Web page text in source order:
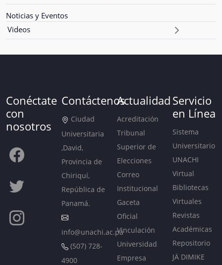
Noticias y Eventos
Videos
Conéctate
con
nosotros
Contáctenos
Ciudad
Universitaria
,David,
Provincia de
Chiriquí,
República de
Panamá.
info@unachi.ac.pa
(507) 728-
4900
Actualidad
Acreditación
Tribunal
Superior de
Elecciones
Correo
Institucional
Gaceta
Oficial
Vinculación
Universidad
Empresa
Servicio
en Línea
Sistema
Universitario
UNACHI
Virtual
Bibliotecas
Virtuales
Revistas
Académicas
Repositorio
JÄ DIMIKE